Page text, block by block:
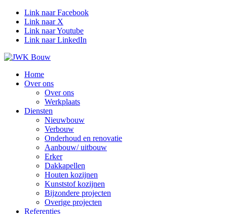
Link naar Facebook
Link naar X
Link naar Youtube
Link naar LinkedIn
Home
Over ons
Over ons
Werkplaats
Diensten
Nieuwbouw
Verbouw
Onderhoud en renovatie
Aanbouw/ uitbouw
Erker
Dakkapellen
Houten kozijnen
Kunststof kozijnen
Bijzondere projecten
Overige projecten
Referenties